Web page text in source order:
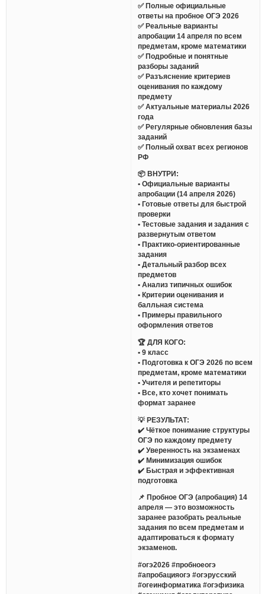
✅ Полные официальные
ответы на пробное ОГЭ 2026
✅ Реальные варианты
апробации 14 апреля по всем
предметам, кроме математики
✅ Подробные и понятные
разборы заданий
✅ Разъяснение критериев
оценивания по каждому
предмету
✅ Актуальные материалы 2026
года
✅ Регулярные обновления базы
заданий
✅ Полный охват всех регионов
РФ
📦 ВНУТРИ:
• Официальные варианты
апробации (14 апреля 2026)
• Готовые ответы для быстрой
проверки
• Тестовые задания и задания с
развернутым ответом
• Практико-ориентированные
задания
• Детальный разбор всех
предметов
• Анализ типичных ошибок
• Критерии оценивания и
балльная система
• Примеры правильного
оформления ответов
🏆 ДЛЯ КОГО:
• 9 класс
• Подготовка к ОГЭ 2026 по всем
предметам, кроме математики
• Учителя и репетиторы
• Все, кто хочет понимать
формат заранее
💡 РЕЗУЛЬТАТ:
✔️ Чёткое понимание структуры
ОГЭ по каждому предмету
✔️ Уверенность на экзаменах
✔️ Минимизация ошибок
✔️ Быстрая и эффективная
подготовка
📌 Пробное ОГЭ (апробация) 14
апреля — это возможность
заранее разобрать реальные
задания по всем предметам и
адаптироваться к формату
экзаменов.
#огэ2026 #пробноеогэ
#апробацияогэ #огэрусский
#огеинформатика #огэфизика